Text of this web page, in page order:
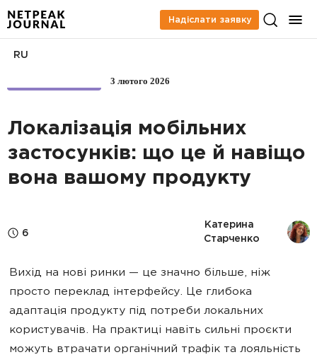
Надіслати заявку
3 лютого 2026
RU
Локалізація мобільних
застосунків: що це й навіщо
вона вашому продукту
6
Катерина
Старченко
Вихід на нові ринки — це значно більше, ніж
просто переклад інтерфейсу. Це глибока
адаптація продукту під потреби локальних
користувачів. На практиці навіть сильні проєкти
можуть втрачати органічний трафік та лояльність